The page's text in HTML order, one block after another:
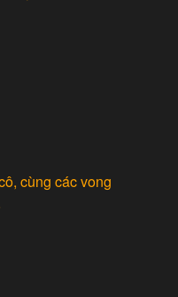
cùng các vong